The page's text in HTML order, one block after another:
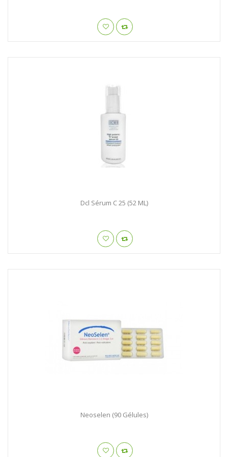
Dcl Sérum C 25 (52 ML)
Neoselen (90 Gélules)